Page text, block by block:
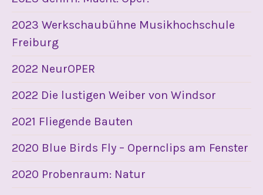
2023 Werkschaubühne Musikhochschule
Freiburg
2022 NeurOPER
2022 Die lustigen Weiber von Windsor
2021 Fliegende Bauten
2020 Blue Birds Fly – Opernclips am Fenster
2020 Probenraum: Natur